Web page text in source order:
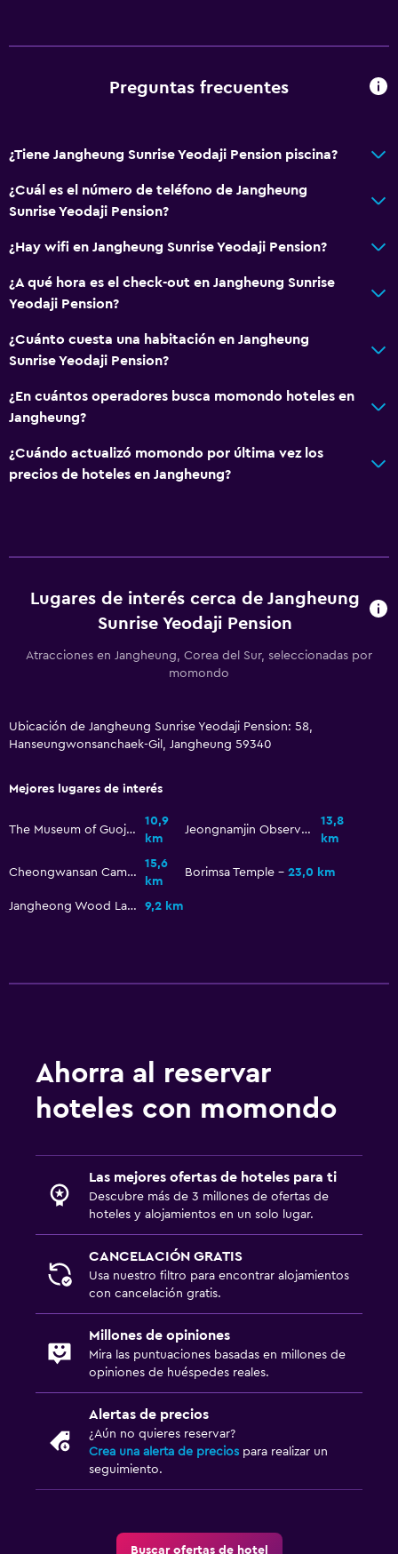
Preguntas frecuentes
¿Tiene Jangheung Sunrise Yeodaji Pension piscina?
¿Cuál es el número de teléfono de Jangheung
Sunrise Yeodaji Pension?
¿Hay wifi en Jangheung Sunrise Yeodaji Pension?
¿A qué hora es el check-out en Jangheung Sunrise
Yeodaji Pension?
¿Cuánto cuesta una habitación en Jangheung
Sunrise Yeodaji Pension?
¿En cuántos operadores busca momondo hoteles en
Jangheung?
¿Cuándo actualizó momondo por última vez los
precios de hoteles en Jangheung?
Lugares de interés cerca de Jangheung
Sunrise Yeodaji Pension
Atracciones en Jangheung, Corea del Sur, seleccionadas por
momondo
Ubicación de Jangheung Sunrise Yeodaji Pension: 58,
Hanseungwonsanchaek-Gil, Jangheung 59340
Mejores lugares de interés
The Museum of Guojok-Walnut
10,9
km
Jeongnamjin Observatory
13,8
km
Cheongwansan Camellia Eco Park
15,6
km
Borimsa Temple 23,0 km
Jangheong Wood Land 9,2 km
Ahorra al reservar
hoteles con momondo
Las mejores ofertas de hoteles para ti
Descubre más de 3 millones de ofertas de
hoteles y alojamientos en un solo lugar.
CANCELACIÓN GRATIS
Usa nuestro filtro para encontrar alojamientos
con cancelación gratis.
Millones de opiniones
Mira las puntuaciones basadas en millones de
opiniones de huéspedes reales.
Alertas de precios
¿Aún no quieres reservar?
Crea una alerta de precios para realizar un
seguimiento.
Buscar ofertas de hotel